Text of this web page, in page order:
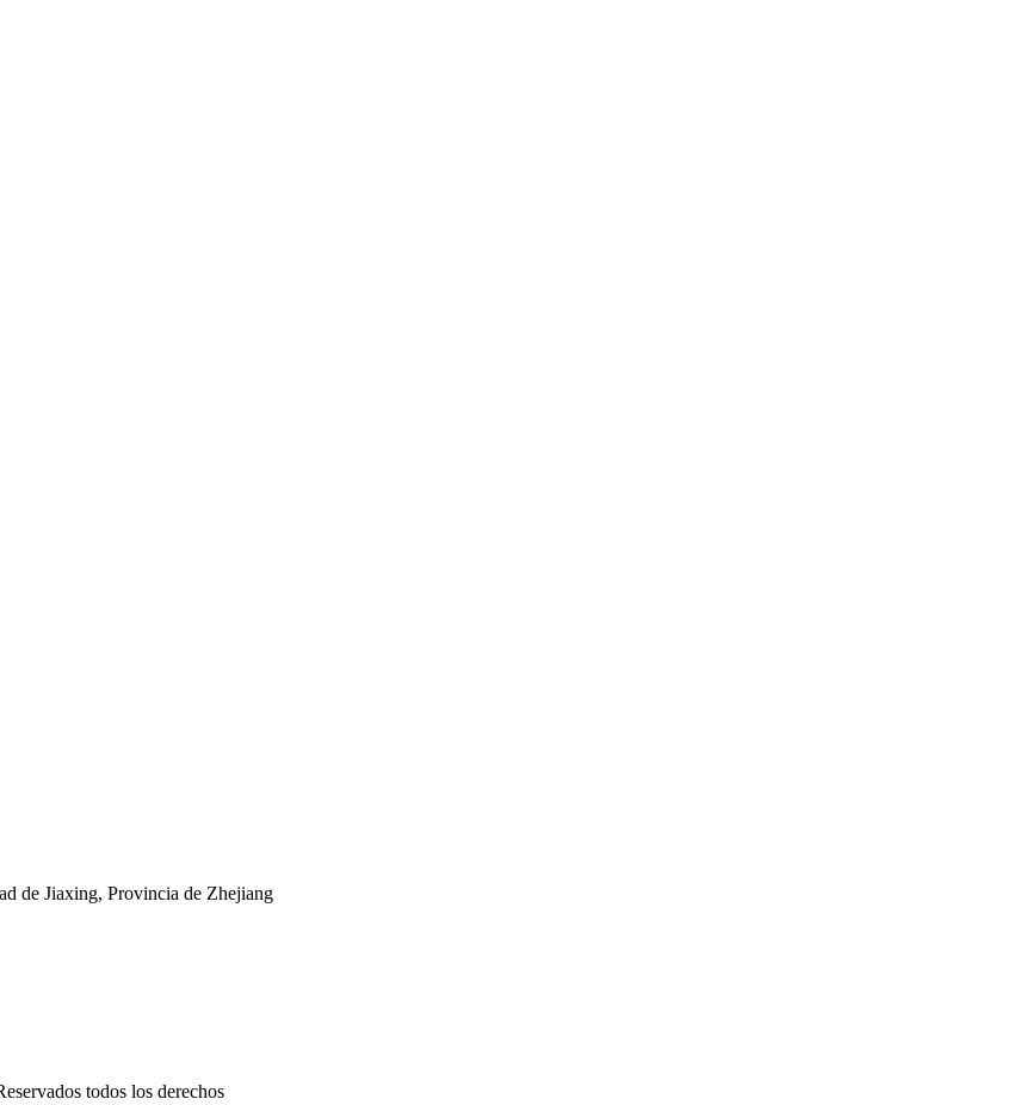
de Jiaxing, Provincia de Zhejiang
todos los derechos